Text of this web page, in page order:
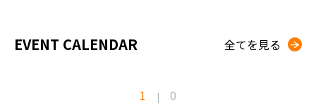
EVENT CALENDAR 全てを見る
1 | 0